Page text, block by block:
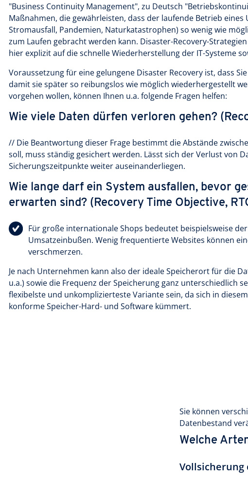
"Business Continuity Management", zu Deutsch
Maßnahmen, die gewährleisten, dass der laufende Betrieb
Stromausfall, Pandemien, Naturkatastrophen) so wenig wie
zum Laufen gebracht werden kann. Disaster-Recovery-
hier explizit auf die schnelle Wiederherstellung der IT-Systeme
Voraussetzung für eine gelungene Disaster Recovery ist, dass
damit sie später so reibungslos wie möglich wiederhergestellt
vorgehen wollen, können Ihnen u.a. folgende Fragen helfen:
Wie viele Daten dürfen verloren gehen?
// Die Beantwortung dieser Frage bestimmt die Abstände
soll, muss ständig gesichert werden. Lässt sich der Verlust von
Sicherungszeitpunkte weiter auseinanderliegen.
Wie lange darf ein System ausfallen, bevor
erwarten sind? (Recovery Time Objective,
Für große internationale Shops bedeutet beispielsweise
Umsatzeinbußen. Wenig frequentierte Websites können
verschmerzen.
Je nach Unternehmen kann also der ideale Speicherort für die
u.a.) sowie die Frequenz der Speicherung ganz unterschiedlich
flexibelste und unkomplizierteste Variante sein, da sich in
konforme Speicher-Hard- und Software kümmert.
Sie können
Datenbestand
Welche
Vollsicherung